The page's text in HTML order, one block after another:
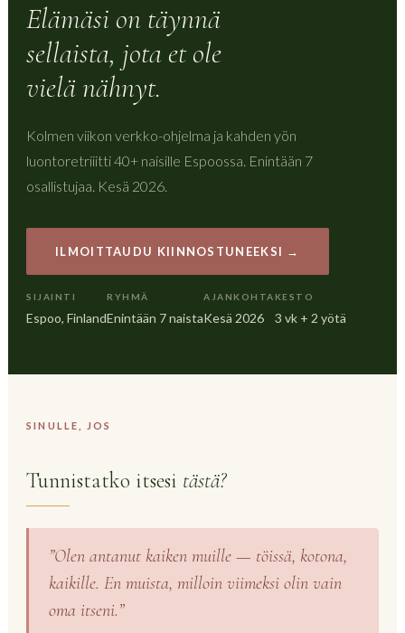
Elämäsi on täynnä
sellaista, jota et ole
vielä nähnyt.
Kolmen viikon verkko-ohjelma ja kahden yön
luontoretriiitti 40+ naisille Espoossa. Enintään 7
osallistujaa. Kesä 2026.
ILMOITTAUDU KIINNOSTUNEEKSI →
SIJAINTI
Espoo, Finland
RYHMÄ
Enintään 7 naista
AJANKOHTA
Kesä 2026
KESTO
3 vk + 2 yötä
SINULLE, JOS
Tunnistatko itsesi tästä?
”Olen antanut kaiken muille — töissä, kotona,
kaikille. En muista, milloin viimeksi olin vain
oma itseni.”